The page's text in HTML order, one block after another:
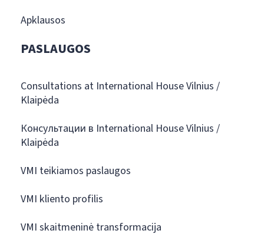
Apklausos
PASLAUGOS
Consultations at International House Vilnius /
Klaipėda
Консультации в International House Vilnius /
Klaipėda
VMI teikiamos paslaugos
VMI kliento profilis
VMI skaitmeninė transformacija